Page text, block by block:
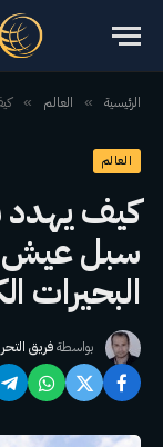
الرئيسية » العالم »
العالم
كيف يهدد
سبل عيش
البحيرات
بواسطةفريق